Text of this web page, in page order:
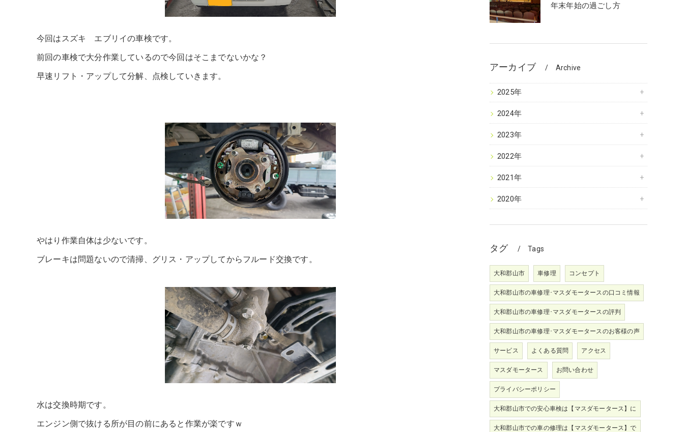
今回はスズキ エブリイの車検です。
前回の車検で大分作業しているので今回はそこまでないかな？
早速リフト・アップして分解、点検していきます。
やはり作業自体は少ないです。
ブレーキは問題ないので清掃、グリス・アップしてからフルード交換です。
水は交換時期です。
エンジン側で抜ける所が目の前にあると作業が楽ですｗ
年末年始の過ごし方
アーカイブ Archive
2025年
2024年
2023年
2022年
2021年
2020年
タグ Tags
大和郡山市 車修理 コンセプト
大和郡山市の車修理･マスダモータースの口コミ情報
大和郡山市の車修理･マスダモータースの評判
大和郡山市の車修理･マスダモータースのお客様の声
サービス よくある質問 アクセス
マスダモータース お問い合わせ
プライバシーポリシー
大和郡山市での安心車検は【マスダモータース】に
大和郡山市での車の修理は【マスダモータース】で